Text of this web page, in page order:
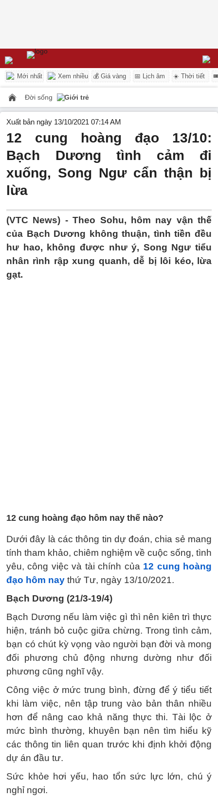
Mới nhất Xem nhiều 💰 Giá vàng 📅 Lịch âm ☀️ Thời tiết
Đời sống Giới trẻ
Xuất bản ngày 13/10/2021 07:14 AM
12 cung hoàng đạo 13/10:
Bạch Dương tình cảm đi
xuống, Song Ngư cẩn thận bị
lừa
(VTC News) -Theo Sohu, hôm nay vận thế
của Bạch Dương không thuận, tình tiền đều
hư hao, không được như ý, Song Ngư tiểu
nhân rình rập xung quanh, dễ bị lôi kéo, lừa
gạt.
12 cung hoàng đạo hôm nay thế nào?
Dưới đây là các thông tin dự đoán, chia sẻ mang
tính tham khảo, chiêm nghiệm về cuộc sống, tình
yêu, công việc và tài chính của 12 cung hoàng
đạo hôm nay thứ Tư, ngày 13/10/2021.
Bạch Dương (21/3-19/4)
Bạch Dương nếu làm việc gì thì nên kiên trì thực
hiện, tránh bỏ cuộc giữa chừng. Trong tình cảm,
bạn có chút kỳ vọng vào người bạn đời và mong
đối phương chủ động nhưng dường như đối
phương cũng nghĩ vậy.
Công việc ở mức trung bình, đừng để ý tiểu tiết
khi làm việc, nên tập trung vào bản thân nhiều
hơn để nâng cao khả năng thực thi. Tài lộc ở
mức bình thường, khuyên bạn nên tìm hiểu kỹ
các thông tin liên quan trước khi định khởi động
dự án đầu tư.
Sức khỏe hơi yếu, hao tổn sức lực lớn, chú ý
nghỉ ngơi.